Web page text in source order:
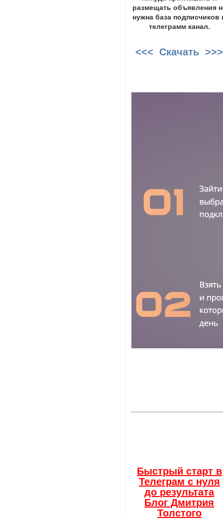
размещать объявления
нужна база подписчиков
телеграмм канал.
<<< Скачать >>>
Быстрый старт в
Телеграм с нуля
до результата
Блог Дмитрия
Толстого